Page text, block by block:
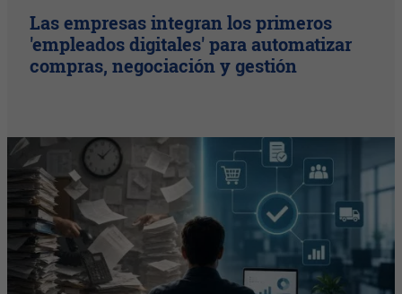
Las empresas integran los primeros
'empleados digitales' para automatizar
compras, negociación y gestión